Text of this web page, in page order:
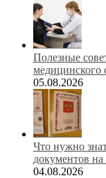
Полезные
медицинского
05.08.2026
Что нужно
документов на
04.08.2026